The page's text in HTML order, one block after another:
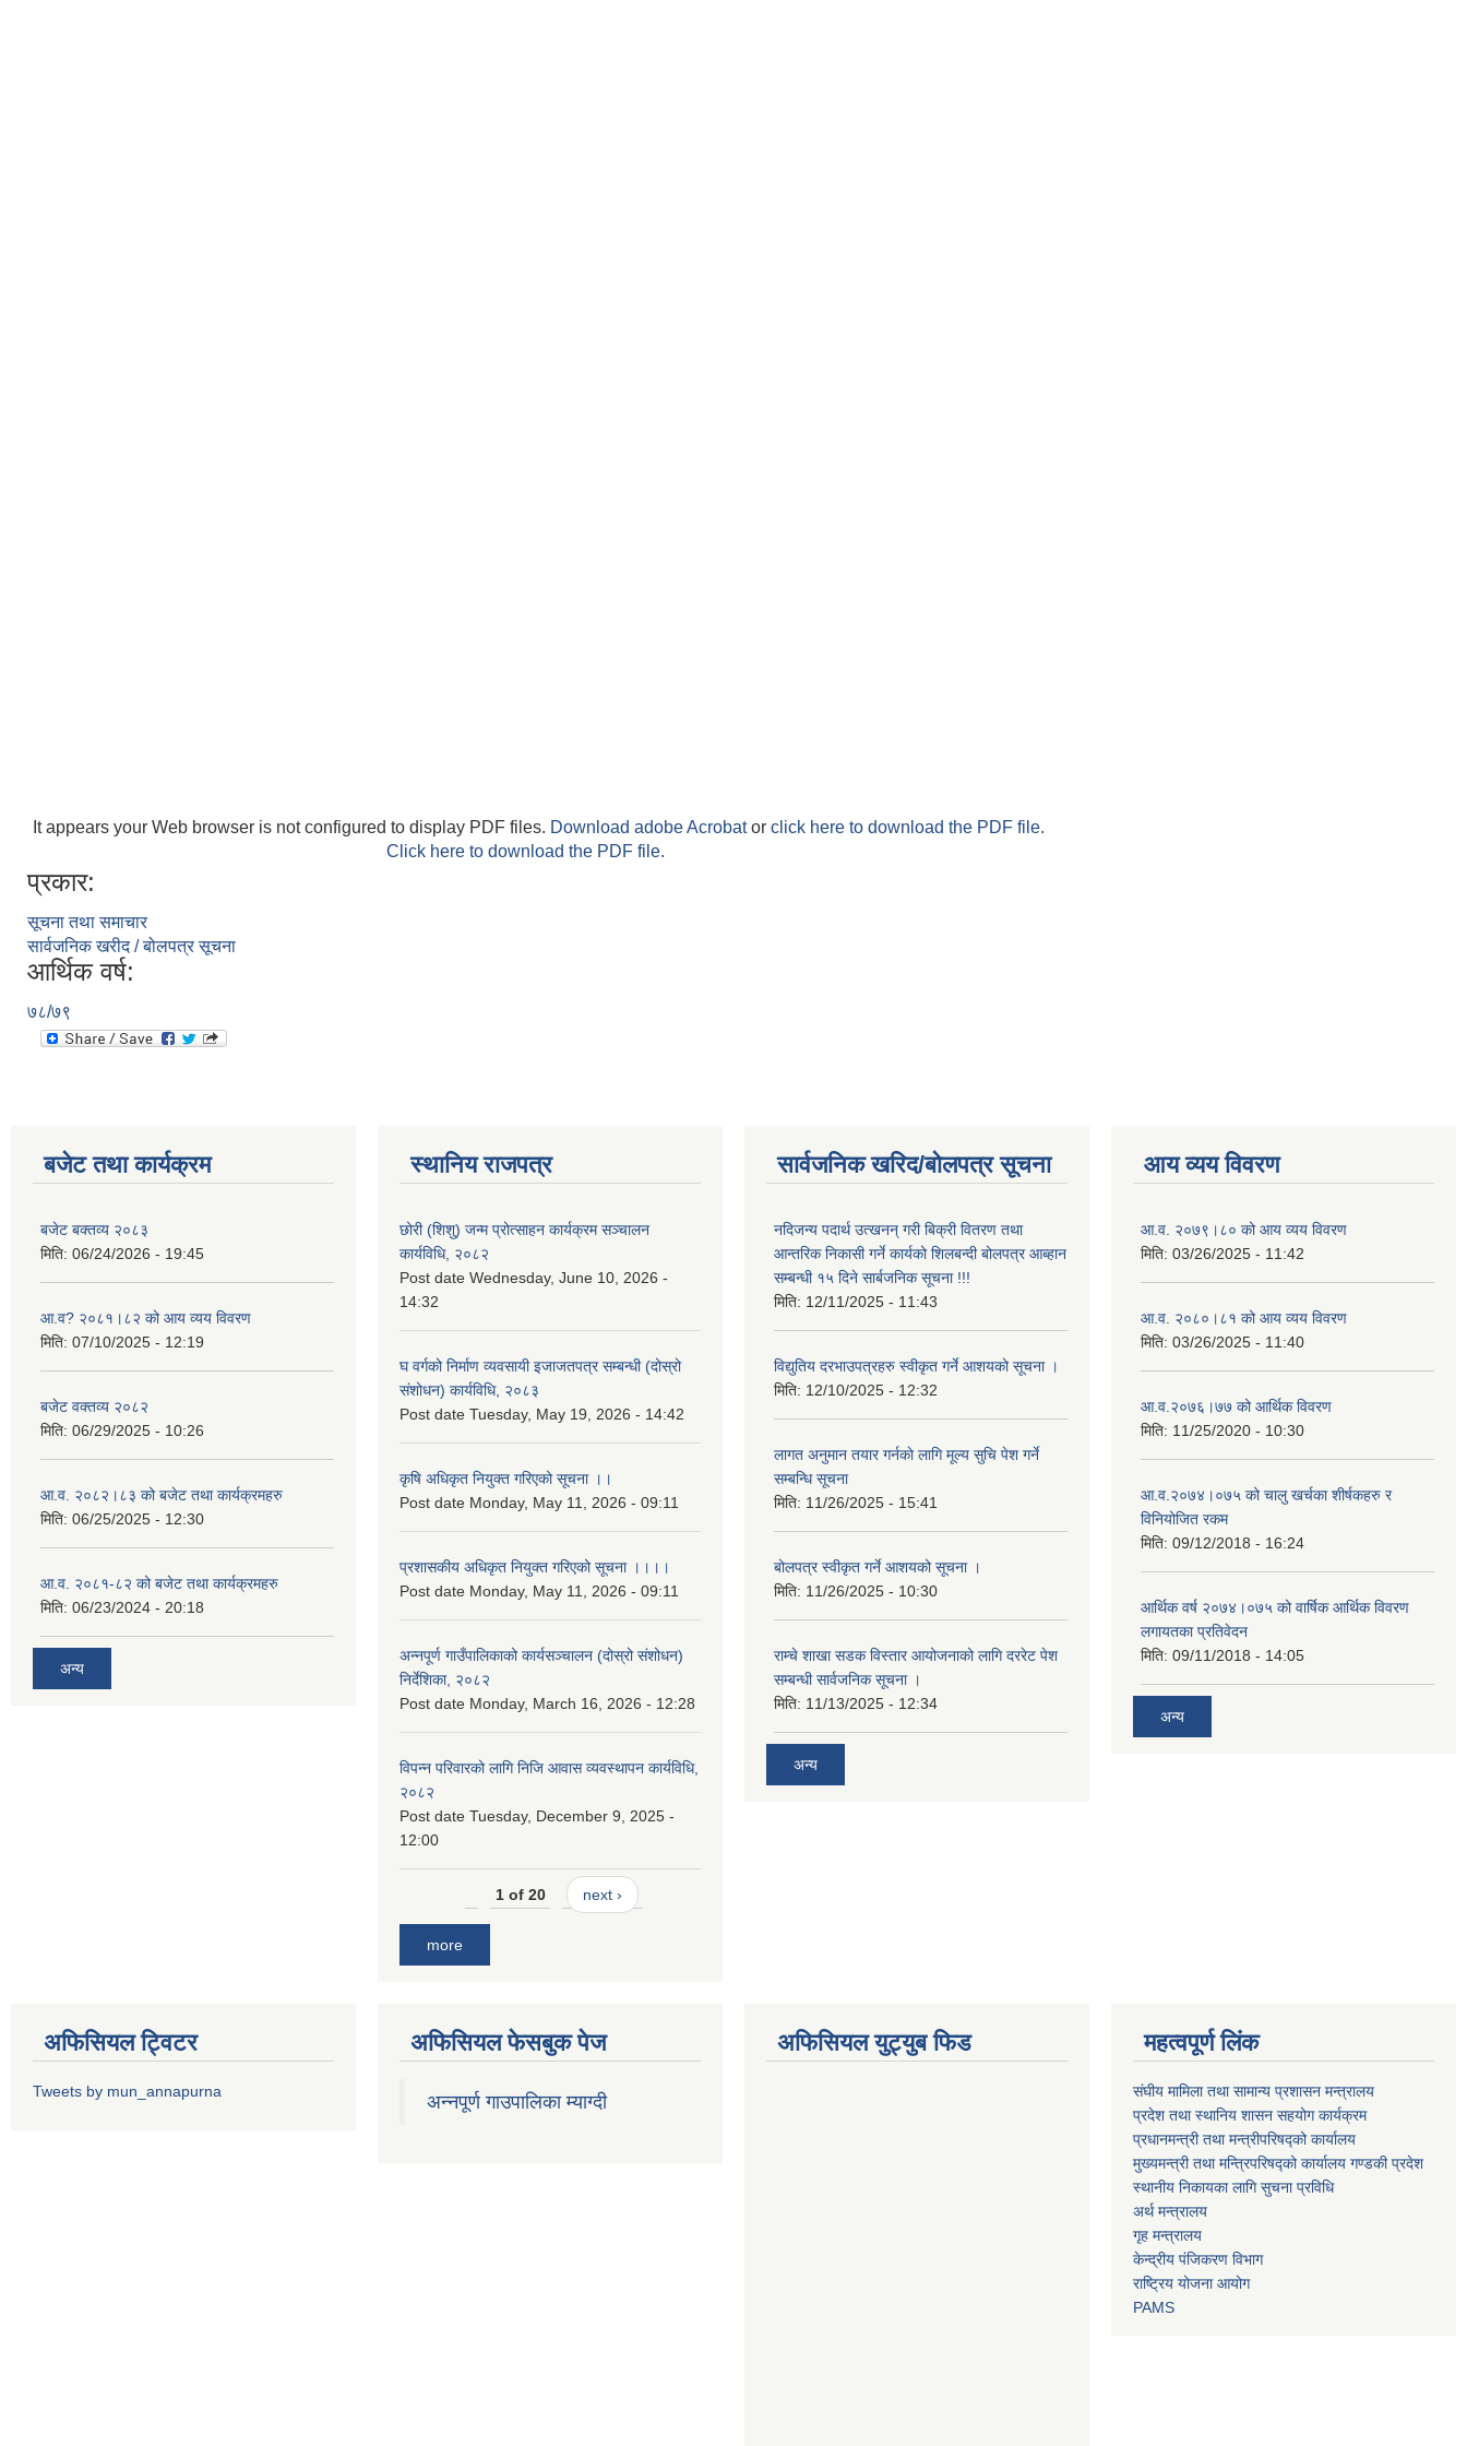
It appears your Web browser is not configured to display PDF files. Download adobe Acrobator click here to download the PDF file.
Click here to download the PDF file.
प्रकार:
सूचना तथा समाचार
सार्वजनिक खरीद / बोलपत्र सूचना
आर्थिक वर्ष:
७८/७९
बजेट तथा कार्यक्रम
बजेट बक्तव्य २०८३
मिति: 06/24/2026 - 19:45
आ.व? २०८१।८२ को आय व्यय विवरण
मिति: 07/10/2025 - 12:19
बजेट वक्तव्य २०८२
मिति: 06/29/2025 - 10:26
आ.व. २०८२।८३ को बजेट तथा कार्यक्रमहरु
मिति: 06/25/2025 - 12:30
आ.व. २०८१-८२ को बजेट तथा कार्यक्रमहरु
मिति: 06/23/2024 - 20:18
अन्य
स्थानिय राजपत्र
छोरी (शिशु) जन्म प्रोत्साहन कार्यक्रम सञ्चालन
कार्यविधि, २०८२
Post date Wednesday, June 10, 2026 -
14:32
घ वर्गको निर्माण व्यवसायी इजाजतपत्र सम्बन्धी (दोस्रो
संशोधन) कार्यविधि, २०८३
Post date Tuesday, May 19, 2026 - 14:42
कृषि अधिकृत नियुक्त गरिएको सूचना ।।
Post date Monday, May 11, 2026 - 09:11
प्रशासकीय अधिकृत नियुक्त गरिएको सूचना ।।।।
Post date Monday, May 11, 2026 - 09:11
अन्नपूर्ण गाउँपालिकाको कार्यसञ्चालन (दोस्रो संशोधन)
निर्देशिका, २०८२
Post date Monday, March 16, 2026 - 12:28
विपन्न परिवारको लागि निजि आवास व्यवस्थापन कार्यविधि,
२०८२
Post date Tuesday, December 9, 2025 -
12:00
1 of 20 next ›
more
सार्वजनिक खरिद/बोलपत्र सूचना
नदिजन्य पदार्थ उत्खनन् गरी बिक्री वितरण तथा
आन्तरिक निकासी गर्ने कार्यको शिलबन्दी बोलपत्र आब्हान
सम्बन्धी १५ दिने सार्बजनिक सूचना !!!
मिति: 12/11/2025 - 11:43
विद्युतिय दरभाउपत्रहरु स्वीकृत गर्ने आशयको सूचना ।
मिति: 12/10/2025 - 12:32
लागत अनुमान तयार गर्नकाे लागि मूल्य सुचि पेश गर्ने
सम्बन्धि सूचना
मिति: 11/26/2025 - 15:41
बोलपत्र स्वीकृत गर्ने आशयको सूचना ।
मिति: 11/26/2025 - 10:30
राम्चे शाखा सडक विस्तार आयोजनाको लागि दररेट पेश
सम्बन्धी सार्वजनिक सूचना ।
मिति: 11/13/2025 - 12:34
अन्य
आय व्यय विवरण
आ.व. २०७९।८० को आय व्यय विवरण
मिति: 03/26/2025 - 11:42
आ.व. २०८०।८१ को आय व्यय विवरण
मिति: 03/26/2025 - 11:40
आ.व.२०७६।७७ को आर्थिक विवरण
मिति: 11/25/2020 - 10:30
आ.व.२०७४।०७५ को चालु खर्चका शीर्षकहरु र
विनियोजित रकम
मिति: 09/12/2018 - 16:24
आर्थिक वर्ष २०७४।०७५ को वार्षिक आर्थिक विवरण
लगायतका प्रतिवेदन
मिति: 09/11/2018 - 14:05
अन्य
अफिसियल ट्विटर
Tweets by mun_annapurna
अफिसियल फेसबुक पेज
अन्नपूर्ण गाउपालिका म्याग्दी
अफिसियल युट्युब फिड महत्वपूर्ण लिंक
संघीय मामिला तथा सामान्य प्रशासन मन्त्रालय
प्रदेश तथा स्थानिय शासन सहयोग कार्यक्रम
प्रधानमन्त्री तथा मन्त्रीपरिषद्को कार्यालय
मुख्यमन्त्री तथा मन्त्रिपरिषद्को कार्यालय गण्डकी प्रदेश
स्थानीय निकायका लागि सुचना प्रविधि
अर्थ मन्त्रालय
गृह मन्त्रालय
केन्द्रीय पंजिकरण विभाग
राष्ट्रिय योजना आयोग
PAMS